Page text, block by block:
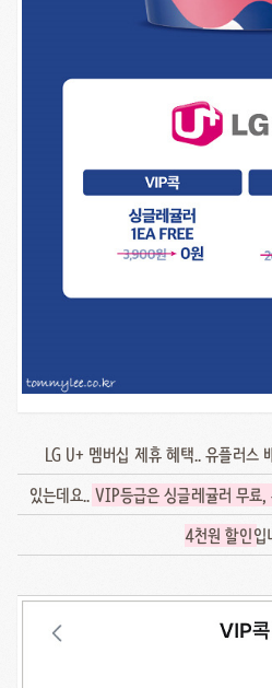
LG U+ 멤버십 제휴 혜택.. 유플러스
있는데요.. VIP등급은 싱글레귤러 무료
4천원 할인입